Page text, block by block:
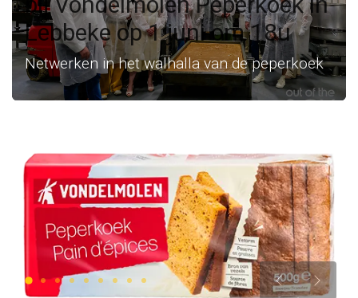
Lebbeke op 1 juni om 18u
Netwerken in het walhalla van de peperkoek
Vorige